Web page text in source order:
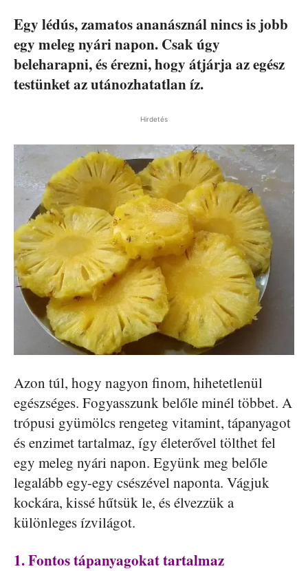
Egy lédús, zamatos ananásznál nincs is jobb
egy meleg nyári napon. Csak úgy
beleharapni, és érezni, hogy átjárja az egész
testünket az utánozhatatlan íz.
Hirdetés
Azon túl, hogy nagyon finom, hihetetlenül
egészséges. Fogyasszunk belőle minél többet. A
trópusi gyümölcs rengeteg vitamint, tápanyagot
és enzimet tartalmaz, így életerővel tölthet fel
egy meleg nyári napon. Együnk meg belőle
legalább egy-egy csészével naponta. Vágjuk
kockára, kissé hűtsük le, és élvezzük a
különleges ízvilágot.
1. Fontos tápanyagokat tartalmaz